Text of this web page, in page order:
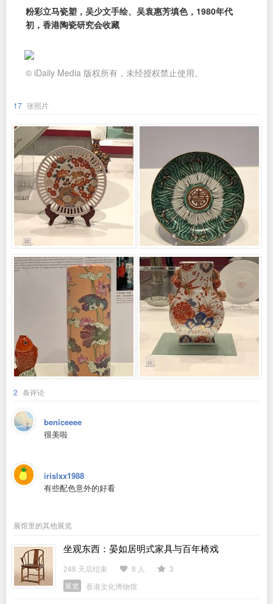
粉彩立马瓷塑，吴少文手绘、吴袁惠芳填色，1980年代
初，香港陶瓷研究会收藏
© iDaily Media 版权所有，未经授权禁止使用。
17 张照片
2 条评论
beniceeee
很美啦
irislxx1988
有些配色意外的好看
展馆里的其他展览
坐观东西：晏如居明式家具与百年椅戏
248 天后结束 8 人
3
展览
香港文化博物馆